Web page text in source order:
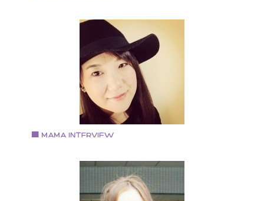
竹谷陽子さん
アーティフィシャルフラワーBrillante Rose主宰
大阪芸術大学 音楽学科 ピアノ科卒業 卒業後、piano
講師として活動すると同時にライセンスを取得
Rose お稽古サロンopen 現在、各方面で活動中
ショウメン ヨウコさん
ヘアアクセサリー＆アクセサリー作家「And you ?」
京都市在住 芸術短大のファッションデザインコースを